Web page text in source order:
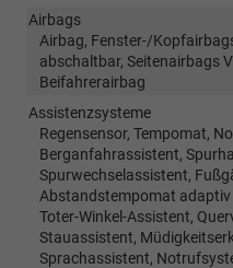
Airbags
Airbag, Fenster-/
abschaltbar, Seitenairbags
Beifahrerairbag
Assistenzsysteme
Regensensor, Tempomat,
Berganfahrassistent,
Spurwechselassistent,
Abstandstempomat adaptiv
Toter-Winkel-Assistent,
Stauassistent,
Sprachassistent,